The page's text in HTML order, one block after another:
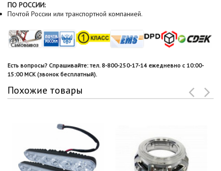
ПО РОССИИ:
Почтой России или транспортной компанией.
Есть вопросы? Спрашивайте: тел. 8-800-250-17-14 ежедневно с 10:00-
15:00 МСК (звонок бесплатный).
Похожие товары